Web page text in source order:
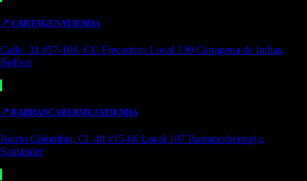
📍 CARTAGENATIENDA
Calle. 31 #57-106. CC Ejecutivos Local 130 Cartagena de Indias,
Bolívar
📍 BARRANCABERMEJATIENDA
Barrio Colombia, Cl. 49 #15-66 Local 107 Barrancabermeja,
Santander